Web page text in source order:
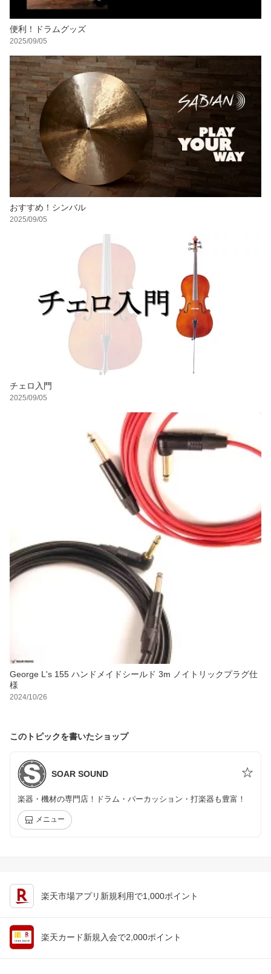
便利！ドラムグッズ
2025/09/05
おすすめ！シンバル
2025/09/05
チェロ入門
2025/09/05
George L's 155 ハンドメイドシールド 3m ノイトリックプラグ仕
様
2024/10/26
このトピックを書いたショップ
SOAR SOUND
楽器・機材の専門店！ドラム・パーカッション・打楽器も豊富！
メニュー
楽天市場アプリ新規利用で1,000ポイント
楽天カード新規入会で2,000ポイント